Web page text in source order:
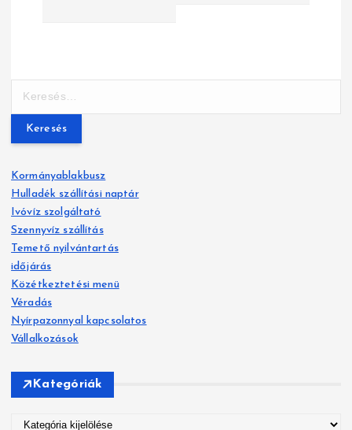
y
z
é
s
n
a
v
i
g
c
i
e
é
s
:
Kormányablakbusz
Hulladék szállítási naptár
Ivóvíz szolgáltató
Szennyvíz szállítás
Temető nyilvántartás
időjárás
Közétkeztetési menü
Véradás
Nyírpazonnyal kapcsolatos
Vállalkozások
Kategóriák